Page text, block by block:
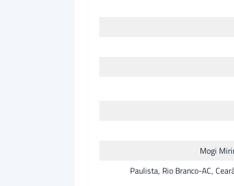
Mogi
Paulista, Rio Branco-AC,